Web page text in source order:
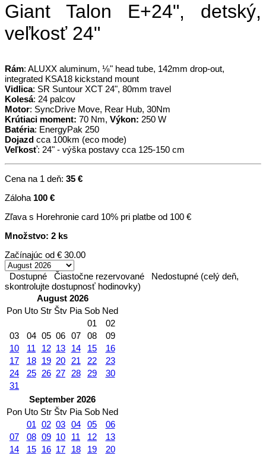
Giant Talon E+24", detský,
veľkosť 24"
Rám: ALUXX aluminum, ⅛" head tube, 142mm drop-out,
integrated KSA18 kickstand mount
Vidlica: SR Suntour XCT 24", 80mm travel
Kolesá: 24 palcov
Motor: SyncDrive Move, Rear Hub, 30Nm
Krútiaci moment: 70 Nm, Výkon: 250 W
Batéria: EnergyPak 250
Dojazd cca 100km (eco mode)
Veľkosť: 24" - výška postavy cca 125-150 cm
Cena na 1 deň: 35 €
Záloha 100 €
Zľava s Horehronie card 10% pri platbe od 100 €
Množstvo: 2 ks
Začínajúc od € 30.00
Dostupné Čiastočne rezervované
Nedostupné (celý deň,
skontrolujte dostupnosť hodinovky)
August 2026
Pon Uto Str Štv Pia Sob Ned
01
02
03
04 05 06 07 08
09
10
11 12 13 14 15
16
17
18 19 20 21 22
23
24
25 26 27 28 29
30
31
September 2026
Pon Uto Str Štv Pia Sob Ned
01 02 03 04 05
06
07
08 09 10 11 12
13
14
15 16 17 18 19
20